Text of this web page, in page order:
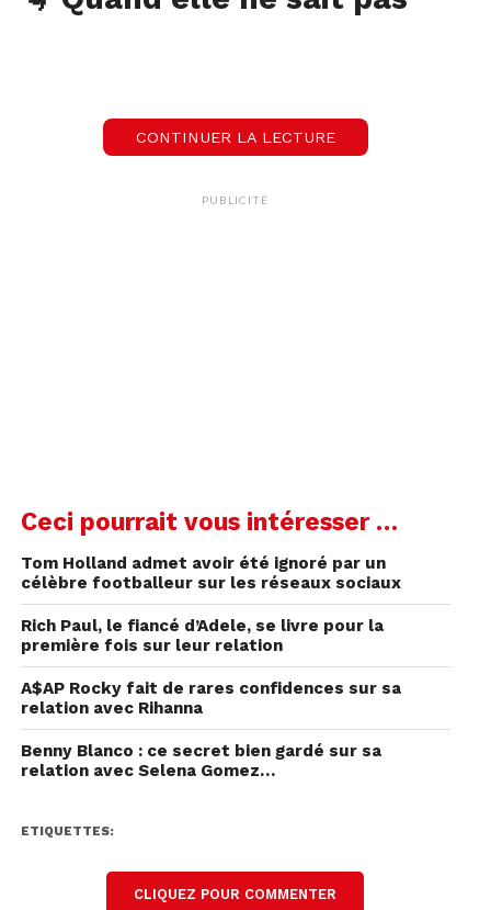
Si quelqu’un reste flou pendant des semaines,
🎭 Trop beau pour être vrai
déclarations intenses, projection sur l’avenir
après trois dates…
Ça peut être de l’enthousiasme, mais aussi du
love bombing (et ça finit rarement bien).
🗣️ Parle de tous ses ex
Si tous ses ex sont “fous”, “toxiques”, “le
casseroles.
CONTINUER LA LECTURE
PUBLICITÉ
Ceci pourrait vous intéresser …
Tom Holland admet avoir été ignoré par un
célèbre footballeur sur les réseaux sociaux
Rich Paul, le fiancé d’Adele, se livre pour la
première fois sur leur relation
A$AP Rocky fait de rares confidences sur sa
relation avec Rihanna
Benny Blanco : ce secret bien gardé sur sa
relation avec Selena Gomez…
ETIQUETTES:
CLIQUEZ POUR COMMENTER